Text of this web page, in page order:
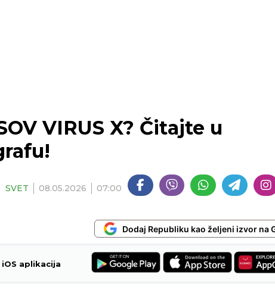
VIRUS X? Čitajte u
SVET 08.05.2026 07:00
Dodaj Republiku kao željeni izvor na
aplikacija